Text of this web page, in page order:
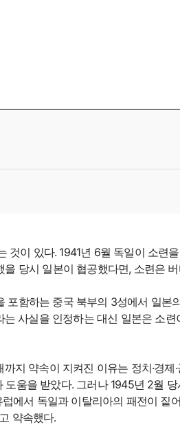
이 있다. 1941년 6월 독일이 소련
당시 일본이 협공했다면, 소련은
함하는 중국 북부의 3성에서 일
사실을 인정하는 대신 일본은 소
지 약속이 지켜진 이유는 정치·경
움을 받았다. 그러나 1945년 2월
에서 독일과 이탈리아의 패전이 짙
약속했다.